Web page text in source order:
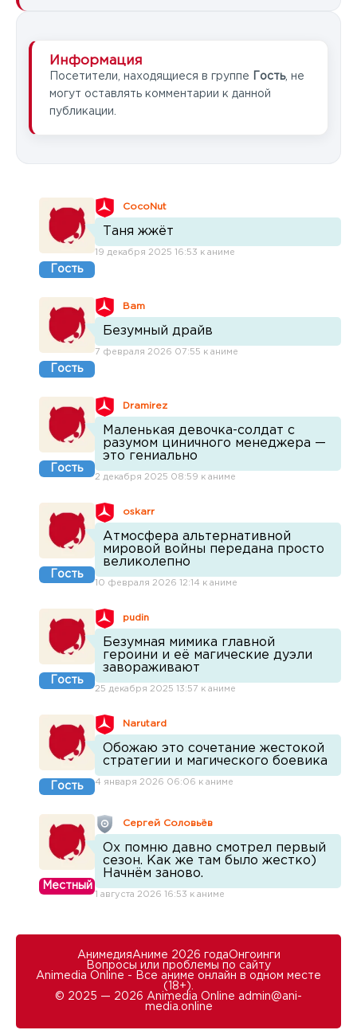
Информация
Посетители, находящиеся в группе Гость, не
могут оставлять комментарии к данной
публикации.
Гость
CocoNut
Таня жжёт
19 декабря 2025 16:53 к аниме
Гость
Bam
Безумный драйв
7 февраля 2026 07:55 к аниме
Гость
Dramirez
Маленькая девочка-солдат с
разумом циничного менеджера —
это гениально
2 декабря 2025 08:59 к аниме
Гость
oskarr
Атмосфера альтернативной
мировой войны передана просто
великолепно
10 февраля 2026 12:14 к аниме
Гость
pudin
Безумная мимика главной
героини и её магические дуэли
завораживают
25 декабря 2025 13:57 к аниме
Гость
Narutard
Обожаю это сочетание жестокой
стратегии и магического боевика
4 января 2026 06:06 к аниме
Местный
Сергей Соловьёв
Ох помню давно смотрел первый
сезон. Как же там было жестко)
Начнём заново.
1 августа 2026 16:53 к аниме
АнимедияАниме 2026 годаОнгоинги
Вопросы или проблемы по сайту
Animedia Online - Все аниме онлайн в одном месте
(18+).
© 2025 — 2026 Animedia Online admin@ani-
media.online